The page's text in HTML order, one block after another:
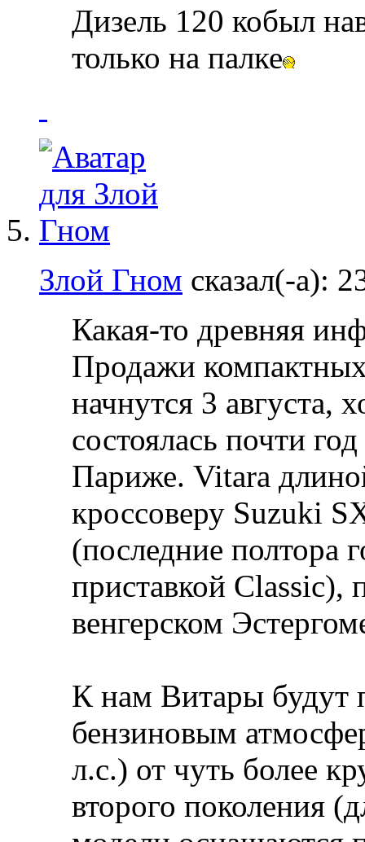
Дизель 120 кобыл
только на палке
Злой Гном сказал(-а):
Какая-то древняя
Продажи
начнутся 3 августа,
состоялась почти
Париже. Vitara
кроссоверу Suzuki
(последние полтора
приставкой Classic),
венгерском
К нам Витары будут
бензиновым
л.с.) от чуть более
второго поколения